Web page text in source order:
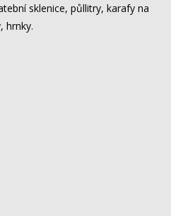
sklenice, půllitry, karafy na
hrnky.